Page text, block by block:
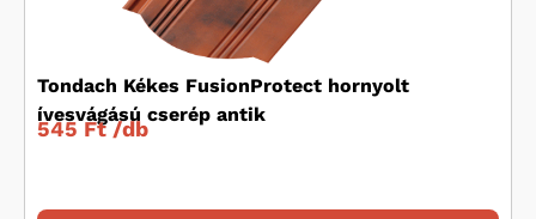
Tondach Kékes FusionProtect hornyolt
ívesvágású cserép antik
545 Ft /db